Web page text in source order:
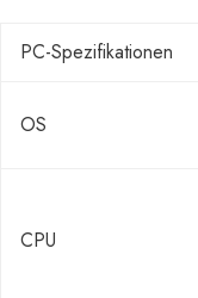
PC-Spezifikationen
OS
CPU